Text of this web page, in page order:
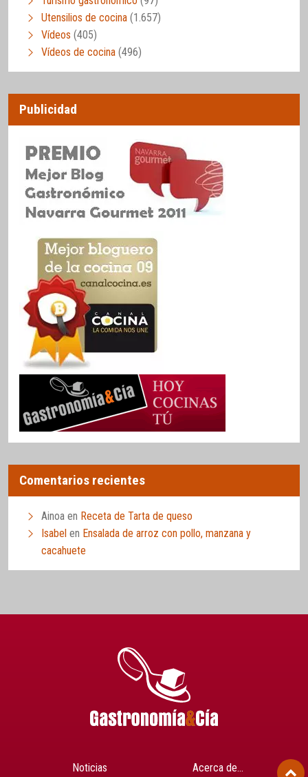
Utensilios de cocina (1.657)
Vídeos (405)
Vídeos de cocina (496)
Publicidad
Comentarios recientes
Ainoa en Receta de Tarta de queso
Isabel en Ensalada de arroz con pollo, manzana y
cacahuete
Noticias Acerca de…